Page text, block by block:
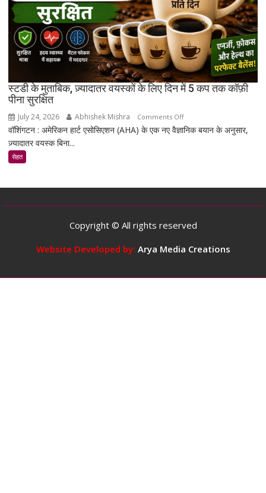
के
साथ
मांसपेशियों
की
मरम्मत
को
बेहतर
है
स्टडी के मुताबिक, ज़्यादातर वयस्कों के लिए दिन में 5 कप तक कॉफ़ी
पीना सुरक्षित
July 24, 2026 Abhishek Mishra Comments Offon
स्टडी
लिए
5
वॉशिंगटन : अमेरिकन हार्ट एसोसिएशन (AHA) के एक नए वैज्ञानिक बयान के अनुसार,
ज़्यादातर वयस्क बिना...
सेहत
Copyright © All rights reserved
Website Developed by: Arya Media Creations